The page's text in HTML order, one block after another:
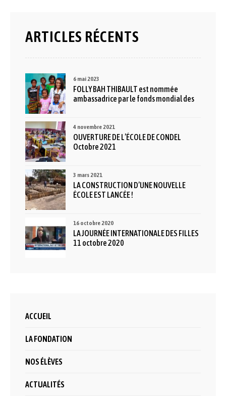
ARTICLES RÉCENTS
FOLLY BAH THIBAULT est nommée
ambassadrice par le fonds mondial des
6 mai 2023
OUVERTURE DE L’ÉCOLE DE CONDEL
Octobre 2021
4 novembre 2021
LA CONSTRUCTION D’UNE NOUVELLE
ÉCOLE EST LANCÉE !
3 mars 2021
LA JOURNÉE INTERNATIONALE DES FILLES
11 octobre 2020
16 octobre 2020
ACCUEIL
LA FONDATION
NOS ÉLÈVES
ACTUALITÉS